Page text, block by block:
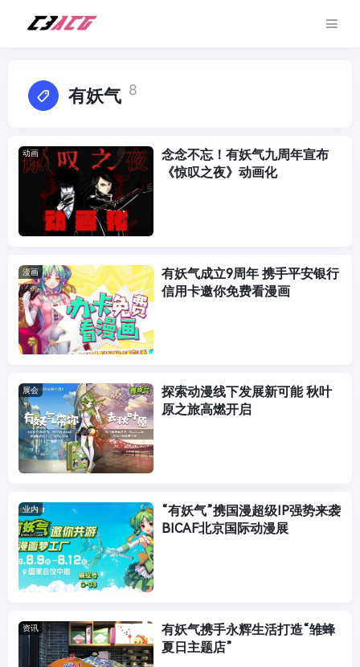
有妖气 8
动画
念念不忘！有妖气九周年宣布
《惊叹之夜》动画化
漫画
有妖气成立9周年 携手平安银行
信用卡邀你免费看漫画
展会
探索动漫线下发展新可能 秋叶
原之旅高燃开启
业内
“有妖气”携国漫超级IP强势来袭
BICAF北京国际动漫展
资讯
有妖气携手永辉生活打造“雏蜂
夏日主题店”